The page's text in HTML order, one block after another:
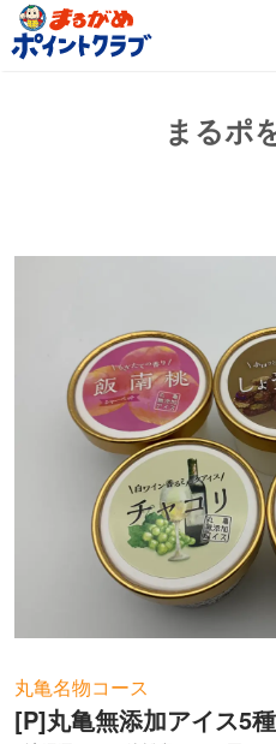
新規入会
まるがめポイントクラブと
まるポをつかう
よくある質問
利用規約
お問い合わせ
まるポ
丸亀名物コース
[P]丸亀無添加アイス5